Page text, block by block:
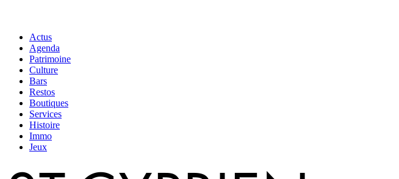
Actus
Agenda
Patrimoine
Culture
Bars
Restos
Boutiques
Services
Histoire
Immo
Jeux